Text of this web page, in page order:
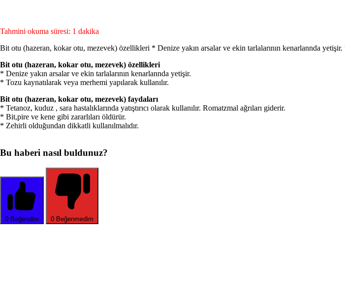
Tahmini okuma süresi: 1 dakika
Bit otu (hazeran, kokar otu, mezevek) özellikleri * Denize yakın arsalar ve ekin tarlalarının kenarlannda
Bit otu (hazeran, kokar otu, mezevek) özellikleri
* Denize yakın arsalar ve ekin tarlalarının kenarlannda yetişir.
* Tozu kaynatılarak veya merhemi yapılarak kullanılır.
Bit otu (hazeran, kokar otu, mezevek) faydaları
* Tetanoz, kuduz , sara hastalıklarında yatıştırıcı olarak kullanılır. Romatzmal ağrıları giderir.
* Bit,pire ve kene gibi zararlıları öldürür.
* Zehirli olduğundan dikkatli kullanılmalıdır.
Bu haberi nasıl buldunuz?
0 Beğendim 0 Beğenmedim